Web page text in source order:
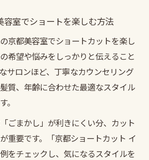
容室でショートを楽しむ方法
京都美容室でショートカットを楽し
希望や悩みをしっかりと伝えること
サロンほど、丁寧なカウンセリング
質、年齢に合わせた最適なスタイル
。
ごまかし」が利きにくい分、カット
重要です。「京都ショートカット イ
をチェックし、気になるスタイルを